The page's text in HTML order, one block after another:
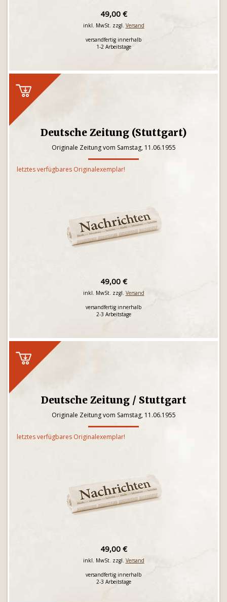
49,00 €
inkl. MwSt. zzgl. Versand
versandfertig innerhalb
1-2 Arbeitstage
Deutsche Zeitung (Stuttgart)
Originale Zeitung vom Samstag, 11.06.1955
letztes verfügbares Originalexemplar!
49,00 €
inkl. MwSt. zzgl. Versand
versandfertig innerhalb
2-3 Arbeitstage
Deutsche Zeitung / Stuttgart
Originale Zeitung vom Samstag, 11.06.1955
letztes verfügbares Originalexemplar!
49,00 €
inkl. MwSt. zzgl. Versand
versandfertig innerhalb
2-3 Arbeitstage